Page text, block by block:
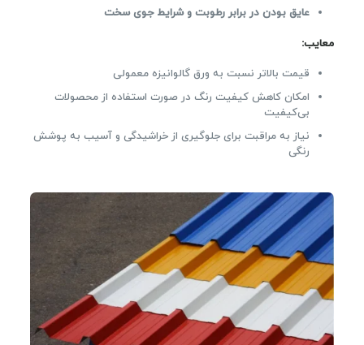
عایق بودن در برابر رطوبت و شرایط جوی سخت
معایب:
قیمت بالاتر نسبت به ورق گالوانیزه معمولی
امکان کاهش کیفیت رنگ در صورت استفاده از محصولات
بی‌کیفیت
نیاز به مراقبت برای جلوگیری از خراشیدگی و آسیب به پوشش
رنگی